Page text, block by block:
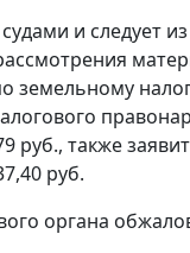
судами и следует
земельному
руб., также
руб.
органа